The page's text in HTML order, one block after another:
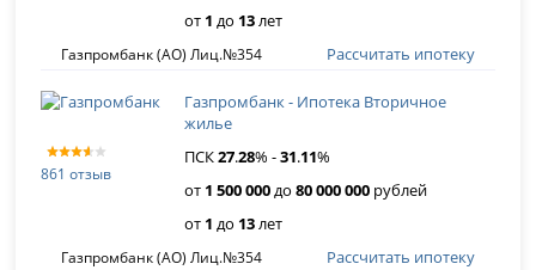
от 1 до 13лет
Газпромбанк (АО) Лиц.№354 Рассчитать ипотеку
861 отзыв
Газпромбанк - Ипотека Вторичное
жилье
ПСК27.28% -31.11%
от 1 500 000до80 000 000 рублей
от 1 до 13лет
Газпромбанк (АО) Лиц.№354 Рассчитать ипотеку